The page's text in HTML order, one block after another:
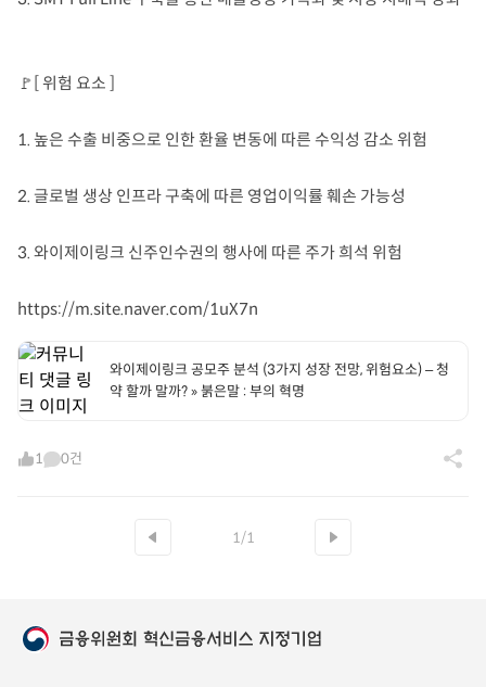
🚩[ 위험 요소 ]
1. 높은 수출 비중으로 인한 환율 변동에 따른 수익성 감소 위험
2. 글로벌 생상 인프라 구축에 따른 영업이익률 훼손 가능성
3. 와이제이링크 신주인수권의 행사에 따른 주가 희석 위험
https://m.site.naver.com/1uX7n
와이제이링크 공모주 분석 (3가지 성장 전망, 위험요소) – 청
약 할까 말까? » 붉은말 : 부의 혁명
1 0건
1/1